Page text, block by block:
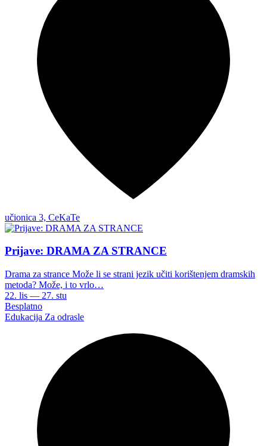
učionica 3, CeKaTe
Prijave: DRAMA ZA STRANCE
Drama za strance Može li se strani jezik učiti korištenjem dramskih
metoda? Može, i to vrlo…
22. lis — 27. stu
Besplatno
Edukacija Za odrasle